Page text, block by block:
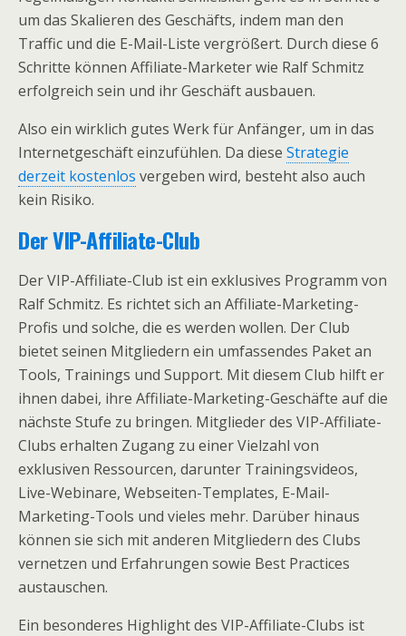
um das Skalieren des Geschäfts, indem man den
Traffic und die E-Mail-Liste vergrößert. Durch diese 6
Schritte können Affiliate-Marketer wie Ralf Schmitz
erfolgreich sein und ihr Geschäft ausbauen.
Also ein wirklich gutes Werk für Anfänger, um in das
Internetgeschäft einzufühlen. Da diese Strategie
derzeit kostenlos vergeben wird, besteht also auch
kein Risiko.
Der VIP-Affiliate-Club
Der VIP-Affiliate-Club ist ein exklusives Programm von
Ralf Schmitz. Es richtet sich an Affiliate-Marketing-
Profis und solche, die es werden wollen. Der Club
bietet seinen Mitgliedern ein umfassendes Paket an
Tools, Trainings und Support. Mit diesem Club hilft er
ihnen dabei, ihre Affiliate-Marketing-Geschäfte auf die
nächste Stufe zu bringen. Mitglieder des VIP-Affiliate-
Clubs erhalten Zugang zu einer Vielzahl von
exklusiven Ressourcen, darunter Trainingsvideos,
Live-Webinare, Webseiten-Templates, E-Mail-
Marketing-Tools und vieles mehr. Darüber hinaus
können sie sich mit anderen Mitgliedern des Clubs
vernetzen und Erfahrungen sowie Best Practices
austauschen.
Ein besonderes Highlight des VIP-Affiliate-Clubs ist